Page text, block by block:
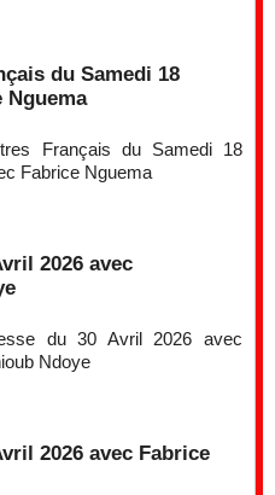
du Samedi 18
Nguema
Français du Samedi 18
Fabrice Nguema
2026 avec
du 30 Avril 2026 avec
Ndoye
2026 avec Fabrice